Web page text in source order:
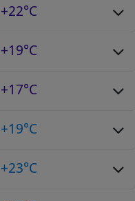
+22°C
+19°C
+17°C
+19°C
+23°C